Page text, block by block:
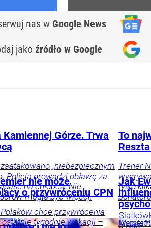
nas w Google News
jako źródło w Google
Górze. Trwa
„niebezpiecznym
Policja prowadzi obławę za
na chłopca. Nie
mogło być więcej.
To
Trener
tylko
u Nas
Maciej
nie może
o przywróceniu CPN
chce przywrócenia
ostatnie tygodnie wakacji –
Jak
W